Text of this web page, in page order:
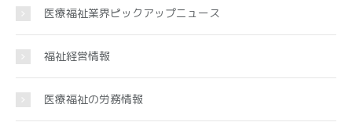
医療福祉業界ピックアップニュース
福祉経営情報
医療福祉の労務情報